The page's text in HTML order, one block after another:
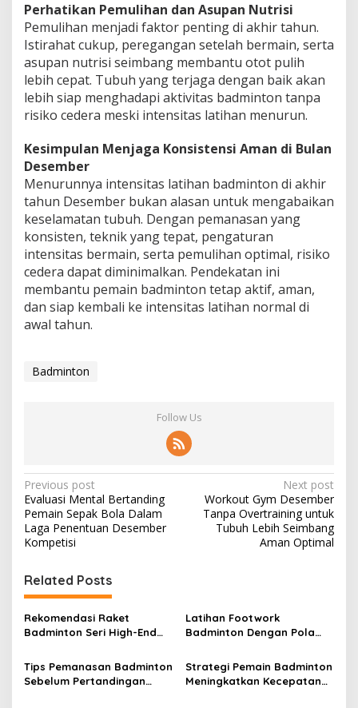
Perhatikan Pemulihan dan Asupan Nutrisi
Pemulihan menjadi faktor penting di akhir tahun.
Istirahat cukup, peregangan setelah bermain, serta
asupan nutrisi seimbang membantu otot pulih
lebih cepat. Tubuh yang terjaga dengan baik akan
lebih siap menghadapi aktivitas badminton tanpa
risiko cedera meski intensitas latihan menurun.
Kesimpulan Menjaga Konsistensi Aman di Bulan
Desember
Menurunnya intensitas latihan badminton di akhir
tahun Desember bukan alasan untuk mengabaikan
keselamatan tubuh. Dengan pemanasan yang
konsisten, teknik yang tepat, pengaturan
intensitas bermain, serta pemulihan optimal, risiko
cedera dapat diminimalkan. Pendekatan ini
membantu pemain badminton tetap aktif, aman,
dan siap kembali ke intensitas latihan normal di
awal tahun.
Badminton
Follow Us
Post
navigation
Previous post
Evaluasi Mental Bertanding
Pemain Sepak Bola Dalam
Laga Penentuan Desember
Kompetisi
Next post
Workout Gym Desember
Tanpa Overtraining untuk
Tubuh Lebih Seimbang
Aman Optimal
Related Posts
Rekomendasi Raket
Badminton Seri High-End
Latihan Footwork
Badminton Dengan Pola
Meningkatkan Kelincahan
Tips Pemanasan Badminton
Sebelum Pertandingan
Strategi Pemain Badminton
Meningkatkan Kecepatan